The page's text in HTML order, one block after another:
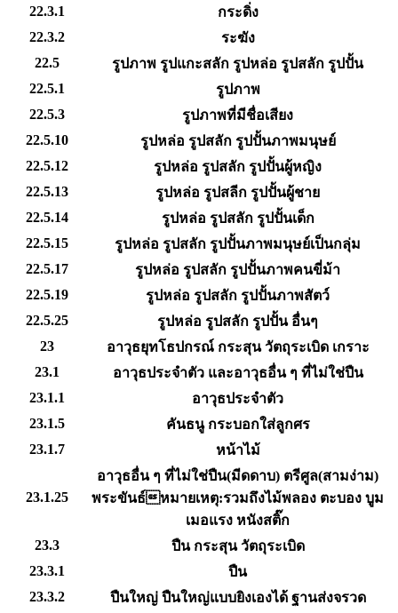
22.3.1
กระดิ่ง
22.3.2
ระฆัง
22.5
รูปภาพ รูปแกะสลัก รูปหล่อ รูปสลัก รูปปั้น
22.5.1
รูปภาพ
22.5.3
รูปภาพที่มีชื่อเสียง
22.5.10
รูปหล่อ รูปสลัก รูปปั้นภาพมนุษย์
22.5.12
รูปหล่อ รูปสลัก รูปปั้นผู้หญิง
22.5.13
รูปหล่อ รูปสลีก รูปปั้นผู้ชาย
22.5.14
รูปหล่อ รูปสลัก รูปปั้นเด็ก
22.5.15
รูปหล่อ รูปสลัก รูปปั้นภาพมนุษย์เป็นกลุ่ม
22.5.17
รูปหล่อ รูปสลัก รูปปั้นภาพคนขี่ม้า
22.5.19
รูปหล่อ รูปสลัก รูปปั้นภาพสัตว์
22.5.25
รูปหล่อ รูปสลัก รูปปั้น อื่นๆ
23
อาวุธยุทโธปกรณ์ กระสุน วัตถุระเบิด เกราะ
23.1
อาวุธประจำตัว และอาวุธอื่น ๆ ที่ไม่ใช่ปืน
23.1.1
อาวุธประจำตัว
23.1.5
คันธนู กระบอกใส่ลูกศร
23.1.7
หน้าไม้
23.1.25
อาวุธอื่น ๆ ที่ไม่ใช่ปืน(มีดดาบ) ตรีศูล(สามง่าม)
พระขันธ์หมายเหตุ:รวมถึงไม้พลอง ตะบอง บูม
เมอแรง หนังสติ๊ก
23.3
ปืน กระสุน วัตถุระเบิด
23.3.1
ปืน
23.3.2
ปืนใหญ่ ปืนใหญ่แบบยิงเองได้ ฐานส่งจรวด